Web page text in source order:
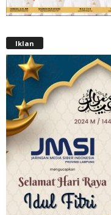
Iklan